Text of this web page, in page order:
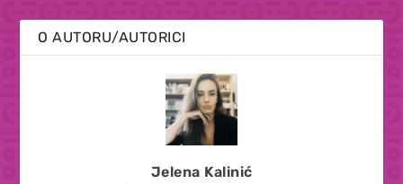
O AUTORU/AUTORICI
Jelena Kalinić